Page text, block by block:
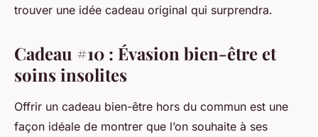
trouver une idée cadeau original qui surprendra.
Cadeau #10 : Évasion bien-être et
soins insolites
Offrir un cadeau bien-être hors du commun est une
façon idéale de montrer que l’on souhaite à ses